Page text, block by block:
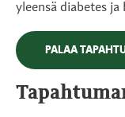
yleensä diabetes
PALAA